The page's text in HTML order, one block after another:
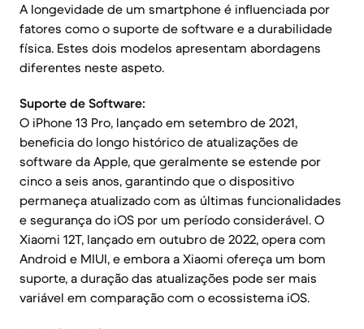
A longevidade de um smartphone é influenciada por
fatores como o suporte de software e a durabilidade
física. Estes dois modelos apresentam abordagens
diferentes neste aspeto.
Suporte de Software:
O iPhone 13 Pro, lançado em setembro de 2021,
beneficia do longo histórico de atualizações de
software da Apple, que geralmente se estende por
cinco a seis anos, garantindo que o dispositivo
permaneça atualizado com as últimas funcionalidades
e segurança do iOS por um período considerável. O
Xiaomi 12T, lançado em outubro de 2022, opera com
Android e MIUI, e embora a Xiaomi ofereça um bom
suporte, a duração das atualizações pode ser mais
variável em comparação com o ecossistema iOS.